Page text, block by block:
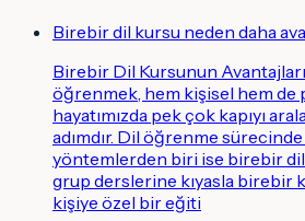
Birebir dil kursu neden daha
Birebir Dil Kursunun
öğrenmek, hem kişisel hem de
hayatımızda pek çok kapıyı
adımdır. Dil öğrenme
yöntemlerden biri ise birebir dil
grup derslerine kıyasla birebir
kişiye özel bir eğiti